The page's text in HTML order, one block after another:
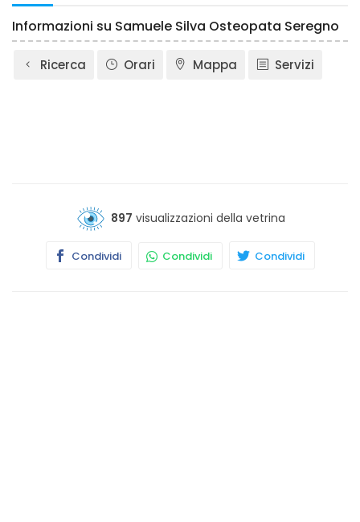
Informazioni su Samuele Silva Osteopata Seregno
Ricerca Orari Mappa Servizi
897 visualizzazioni della vetrina
Condividi Condividi Condividi